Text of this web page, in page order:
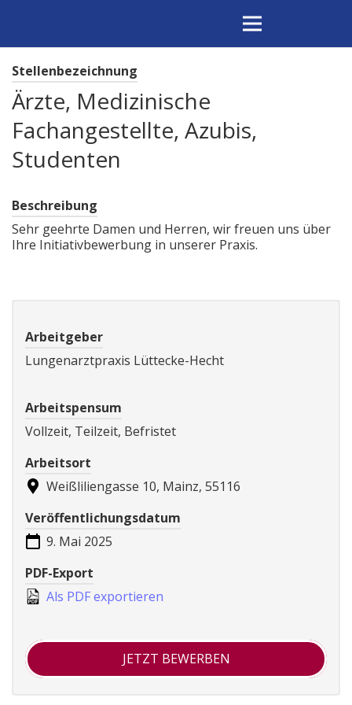
Stellenbezeichnung
Ärzte, Medizinische
Fachangestellte, Azubis,
Studenten
Beschreibung
Sehr geehrte Damen und Herren, wir freuen uns über
Ihre Initiativbewerbung in unserer Praxis.
Arbeitgeber
Lungenarztpraxis Lüttecke-Hecht
Arbeitspensum
Vollzeit, Teilzeit, Befristet
Arbeitsort
Weißliliengasse 10, Mainz, 55116
Veröffentlichungsdatum
9. Mai 2025
PDF-Export
Als PDF exportieren
JETZT BEWERBEN